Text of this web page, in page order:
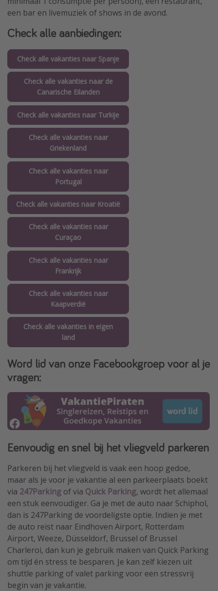
een bar en livemuziek of shows in de avond.
Check alle aanbiedingen:
Check alle vakanties naar Spanje
Check alle vakanties naar de
Canarische Eilanden
Check alle vakanties naar Turkije
Check alle vakanties naar
Griekenland
Check alle vakanties naar
Portugal
Check alle vakanties naar Kroatië
Check alle vakanties naar
Curaçao
Check alle vakanties naar
Frankrijk
Check alle vakanties naar
Kaapverdië
Check alle vakanties in eigen
land
Word lid van onze Facebookgroep voor al je
vragen:
Eenvoudig en snel bij het vliegveld parkeren
Parkeren bij het vliegveld is vaak een hoop gedoe,
maar als je voor je vakantie al een parkeerplaats boekt
via 247Parking of via Quick Parking, wordt het allemaal
een stuk eenvoudiger. Ga je met de auto naar Schiphol,
dan is 247Parking de voordeligste optie. Indien je met
de auto reist naar Eindhoven Airport, Rotterdam
Airport, Weeze, Düsseldorf, Brussel of Brussel
Charleroi, dan kun je gebruik maken van Quick Parking
om tijd én stress te besparen. Je kan zelf kiezen uit
shuttle parking of valet parking voor een stressvrij
begin van je vakantie.